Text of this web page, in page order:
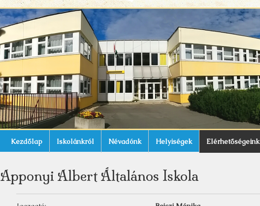
Kezdőlap Iskolánkról Névadónk Helyiségek Elérhetőségeink
Apponyi Albert Általános Iskola